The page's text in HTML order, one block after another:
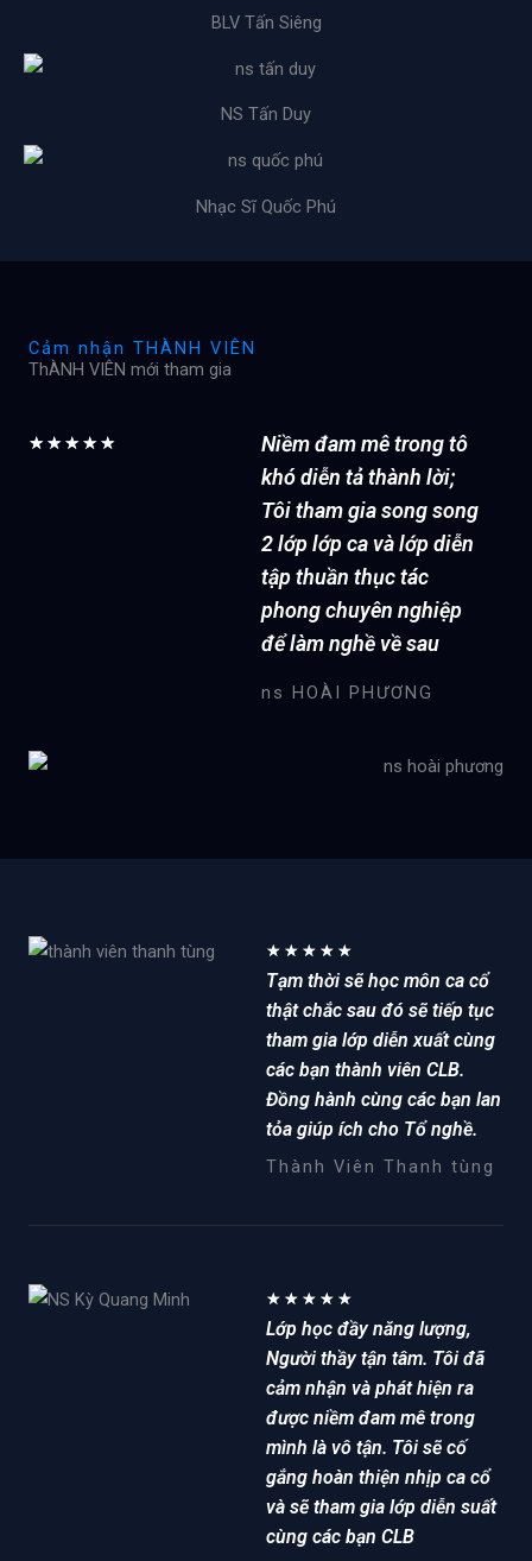
BLV Tấn Siêng
NS Tấn Duy
Nhạc Sĩ Quốc Phú
Cảm nhận THÀNH VIÊN
ThÀNH VIÊN mới tham gia
★★★★★5
Niềm đam mê trong tô
khó diễn tả thành lời;
Tôi tham gia song song
2 lớp lớp ca và lớp diễn
tập thuần thục tác
phong chuyên nghiệp
để làm nghề về sau
ns HOÀI PHƯƠNG
★ ★ ★ ★ ★
/
5
Tạm thời sẽ học môn ca cổ
thật chắc sau đó sẽ tiếp tục
tham gia lớp diễn xuất cùng
các bạn thành viên CLB.
Đồng hành cùng các bạn lan
tỏa giúp ích cho Tổ nghề.
Thành Viên Thanh tùng
★ ★ ★ ★ ★
/
5
Lớp học đầy năng lượng,
Người thầy tận tâm. Tôi đã
cảm nhận và phát hiện ra
được niềm đam mê trong
mình là vô tận. Tôi sẽ cố
gắng hoàn thiện nhịp ca cổ
và sẽ tham gia lớp diễn suất
cùng các bạn CLB